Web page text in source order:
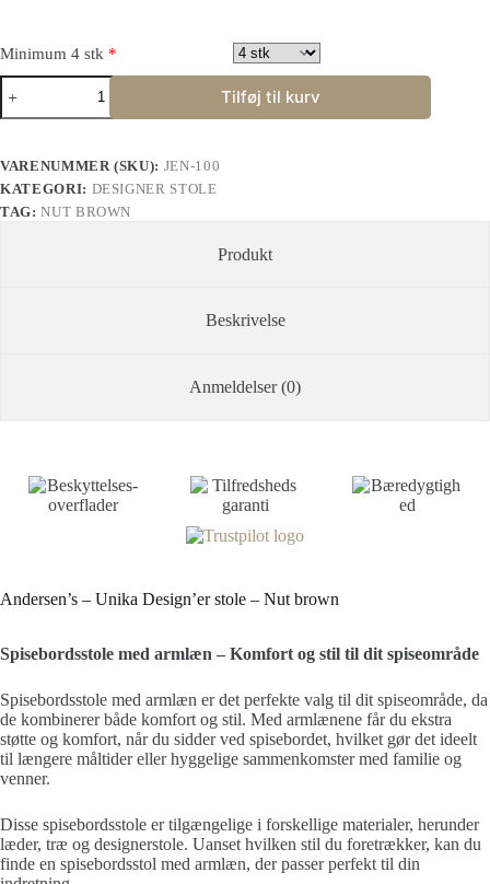
Minimum 4 stk *
Tilføj til kurv
VARENUMMER (SKU): JEN-100
KATEGORI: DESIGNER STOLE
TAG:NUT BROWN
Produkt
Beskrivelse
Anmeldelser (0)
Andersen’s – Unika Design’er stole – Nut brown
Spisebordsstole med armlæn – Komfort og stil til dit spiseområde
Spisebordsstole med armlæn er det perfekte valg til dit spiseområde, da
de kombinerer både komfort og stil. Med armlænene får du ekstra
støtte og komfort, når du sidder ved spisebordet, hvilket gør det ideelt
til længere måltider eller hyggelige sammenkomster med familie og
venner.
Disse spisebordsstole er tilgængelige i forskellige materialer, herunder
læder, træ og designerstole. Uanset hvilken stil du foretrækker, kan du
finde en spisebordsstol med armlæn, der passer perfekt til din